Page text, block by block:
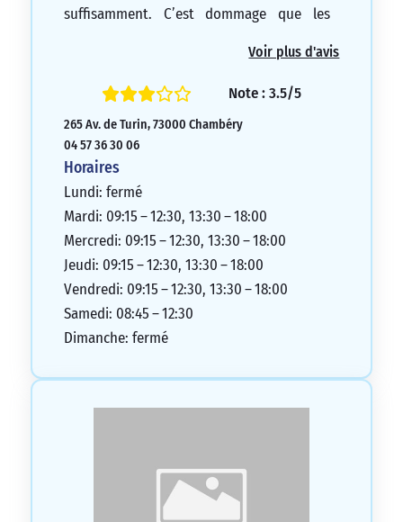
suffisamment. C’est dommage que les
passent avant les besoins des clients. Il
serait judicieux de changer de stratégie
moins stressés et ainsi plus agréables.
Voir plus d'avis
Note : 3.5/5
265 Av. de Turin, 73000 Chambéry
04 57 36 30 06
Horaires
Lundi: fermé
Mardi: 09:15 – 12:30, 13:30 – 18:00
Mercredi: 09:15 – 12:30, 13:30 – 18:00
Jeudi: 09:15 – 12:30, 13:30 – 18:00
Vendredi: 09:15 – 12:30, 13:30 – 18:00
Samedi: 08:45 – 12:30
Dimanche: fermé